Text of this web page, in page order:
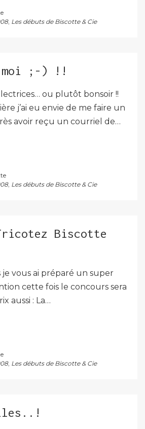
, Les débuts de Biscotte & Cie
moi ;-) !!
ou plutôt bonsoir !!
j’ai eu envie de me faire un
avoir reçu un courriel de…
, Les débuts de Biscotte & Cie
Biscotte
je vous ai préparé un super
cette fois le concours sera
aussi : La…
, Les débuts de Biscotte & Cie